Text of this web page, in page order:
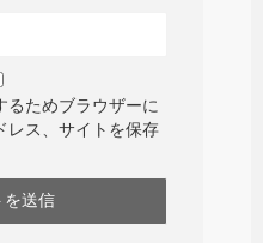
るためブラウザーに
レス、サイトを保存